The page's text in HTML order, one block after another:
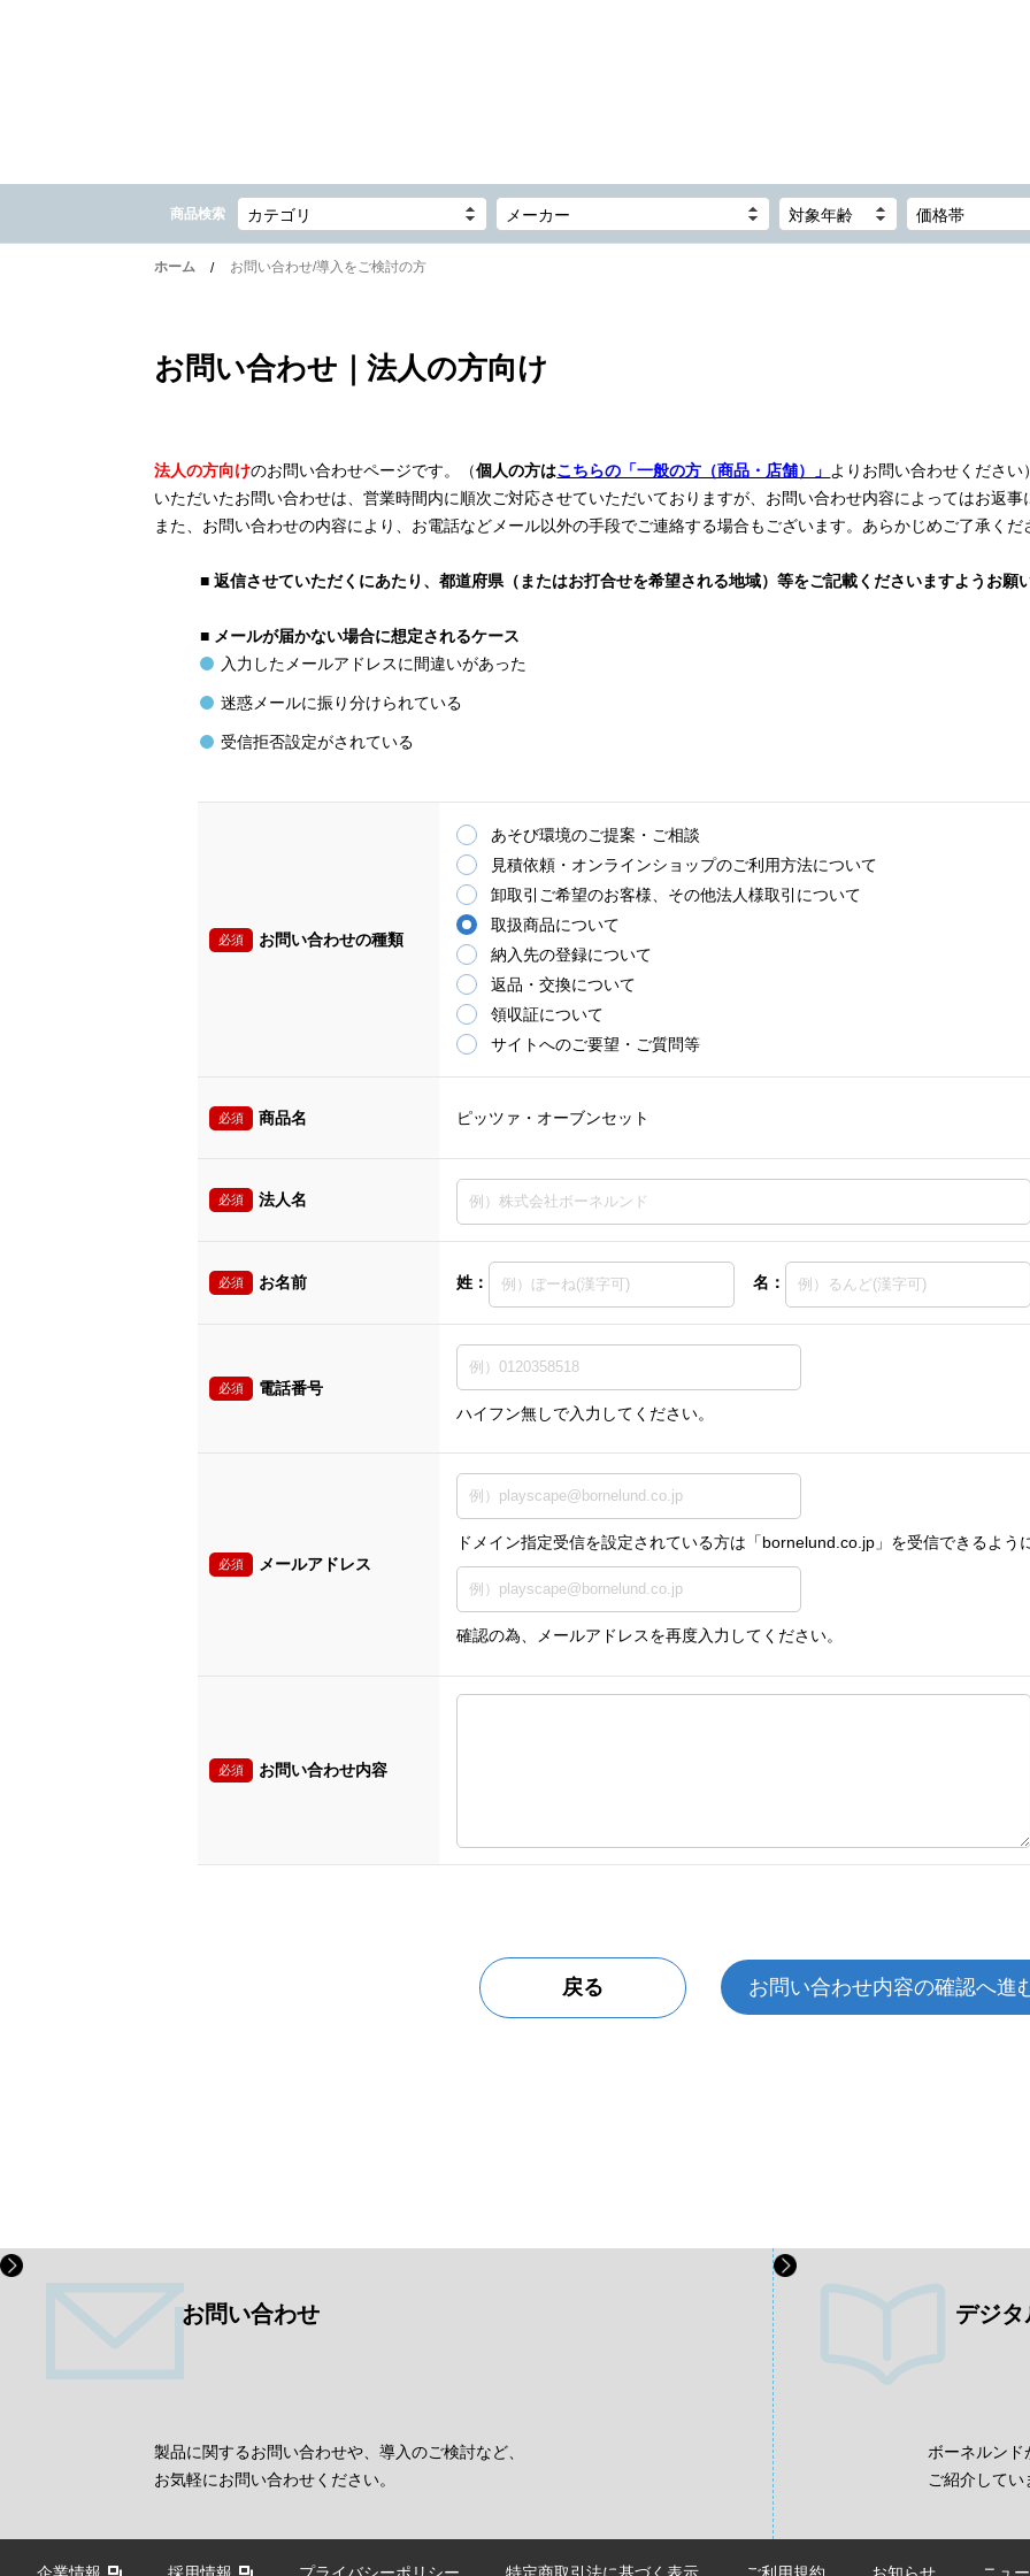
商品検索 カテゴリ メーカー 対象年齢 価格帯
ホーム お問い合わせ/導入をご検討の方
お問い合わせ｜法人の方向け
法人の方向けのお問い合わせページです。（個人の方はこちらの「一般の方（商品・店舗）」 よりお問い合わせください）
いただいたお問い合わせは、営業時間内に順次ご対応させていただいておりますが、お問い合わせ内容によってはお返事
また、お問い合わせの内容により、お電話などメール以外の手段でご連絡する場合もございます。あらかじめご了承くだ
■返信させていただくにあたり、都道府県（またはお打合せを希望される地域）等をご記載くださいますようお願
■ メールが届かない場合に想定されるケース
入力したメールアドレスに間違いがあった
迷惑メールに振り分けられている
受信拒否設定がされている
必須 お問い合わせの種類
あそび環境のご提案・ご相談
見積依頼・オンラインショップのご利用方法について
卸取引ご希望のお客様、その他法人様取引について
取扱商品について
納入先の登録について
返品・交換について
領収証について
サイトへのご要望・ご質問等
必須 商品名 ピッツァ・オーブンセット
必須 法人名
必須 お名前 姓： 名：
必須
電話番号
ハイフン無しで入力してください。
必須 メールアドレス
ドメイン指定受信を設定されている方は「bornelund.co.jp」を受信できるよう
確認の為、メールアドレスを再度入力してください。
必須 お問い合わせ内容
戻る
お問い合わせ
製品に関するお問い合わせや、導入のご検討など、
お気軽にお問い合わせください。
デジ
ボーネルンド
ご紹介してい